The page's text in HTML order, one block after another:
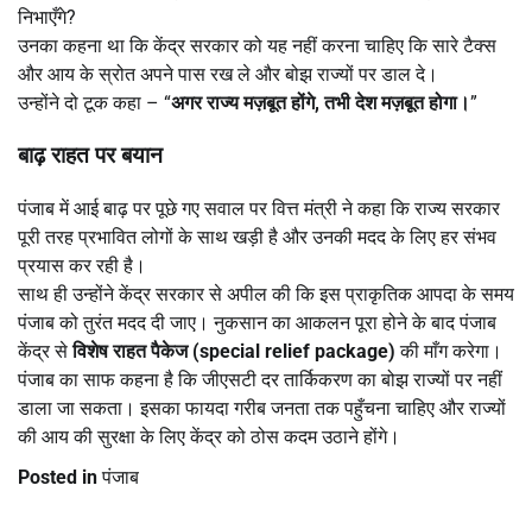
निभाएँगे?
उनका कहना था कि केंद्र सरकार को यह नहीं करना चाहिए कि सारे टैक्स
और आय के स्रोत अपने पास रख ले और बोझ राज्यों पर डाल दे।
उन्होंने दो टूक कहा – “अगर राज्य मज़बूत होंगे,तभी देश मज़बूत होगा।”
बाढ़ राहत पर बयान
पंजाब में आई बाढ़ पर पूछे गए सवाल पर वित्त मंत्री ने कहा कि राज्य सरकार
पूरी तरह प्रभावित लोगों के साथ खड़ी है और उनकी मदद के लिए हर संभव
प्रयास कर रही है।
साथ ही उन्होंने केंद्र सरकार से अपील की कि इस प्राकृतिक आपदा के समय
पंजाब को तुरंत मदद दी जाए। नुकसान का आकलन पूरा होने के बाद पंजाब
केंद्र सेविशेष राहत पैकेज (special relief package) की माँग करेगा।
पंजाब का साफ कहना है कि जीएसटी दर तार्किकरण का बोझ राज्यों पर नहीं
डाला जा सकता। इसका फायदा गरीब जनता तक पहुँचना चाहिए और राज्यों
की आय की सुरक्षा के लिए केंद्र को ठोस कदम उठाने होंगे।
Posted inपंजाब